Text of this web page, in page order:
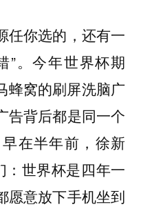
任你选的，还有一
”。今年世界杯期
蜂窝的刷屏洗脑广
告背后都是同一个
在半年前，徐新
：世界杯是四年一
愿意放下手机坐到